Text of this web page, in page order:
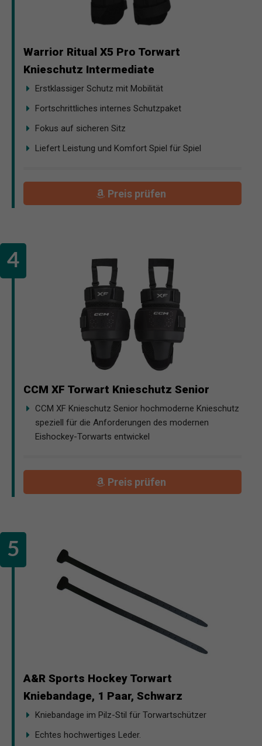
Warrior Ritual X5 Pro Torwart
Knieschutz Intermediate
Erstklassiger Schutz mit Mobilität
Fortschrittliches internes Schutzpaket
Fokus auf sicheren Sitz
Liefert Leistung und Komfort Spiel für Spiel
Preis prüfen
CCM XF Torwart Knieschutz Senior
CCM XF Knieschutz Senior hochmoderne Knieschutz
speziell für die Anforderungen des modernen
Eishockey-Torwarts entwickel
Preis prüfen
A&R Sports Hockey Torwart
Kniebandage, 1 Paar, Schwarz
Kniebandage im Pilz-Stil für Torwartschützer
Echtes hochwertiges Leder.